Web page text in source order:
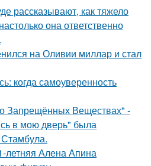
рассказывают, как тяжело
она ответственно
на Оливии миллар и стал
когда самоуверенность
Запрещённых Веществах" -
в мою дверь" была
летняя Алена Апина